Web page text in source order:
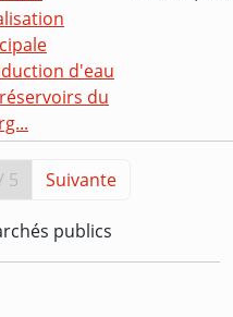
d'eau
du
5 Suivante
publics